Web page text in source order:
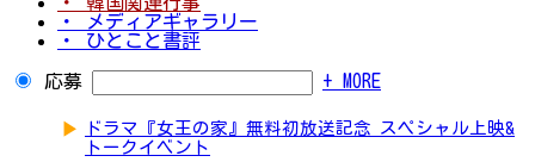
・ メディアギャラリー
・ ひとこと書評
応募 + MORE
▶
ドラマ『女王の家』無料初放送記念 スペシャル上映&
トークイベント